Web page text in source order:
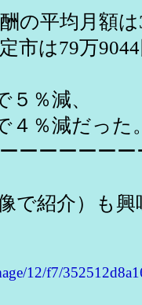
の平均月額
は79万9044
％減、
％減だった
ーーーーーー
で紹介）も
12/f7/